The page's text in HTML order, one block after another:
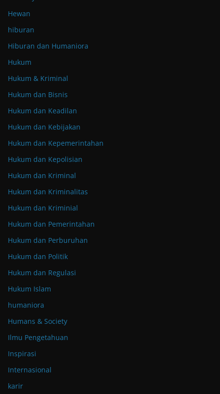
Hewan
hiburan
Hiburan dan Humaniora
Hukum
Hukum & Kriminal
Hukum dan Bisnis
Hukum dan Keadilan
Hukum dan Kebijakan
Hukum dan Kepemerintahan
Hukum dan Kepolisian
Hukum dan Kriminal
Hukum dan Kriminalitas
Hukum dan Kriminial
Hukum dan Pemerintahan
Hukum dan Perburuhan
Hukum dan Politik
Hukum dan Regulasi
Hukum Islam
humaniora
Humans & Society
Ilmu Pengetahuan
Inspirasi
Internasional
karir